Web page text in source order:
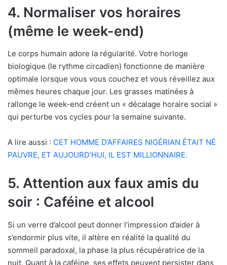
4. Normaliser vos horaires
(même le week-end)
Le corps humain adore la régularité. Votre horloge
biologique (le rythme circadien) fonctionne de manière
optimale lorsque vous vous couchez et vous réveillez aux
mêmes heures chaque jour. Les grasses matinées à
rallonge le week-end créent un « décalage horaire social »
qui perturbe vos cycles pour la semaine suivante.
A lire aussi : CET HOMME D’AFFAIRES NIGÉRIAN ÉTAIT NÉ
PAUVRE, ET AUJOURD’HUI, IL EST MILLIONNAIRE.
5. Attention aux faux amis du
soir : Caféine et alcool
Si un verre d’alcool peut donner l’impression d’aider à
s’endormir plus vite, il altère en réalité la qualité du
sommeil paradoxal, la phase la plus récupératrice de la
nuit. Quant à la caféine, ses effets peuvent persister dans